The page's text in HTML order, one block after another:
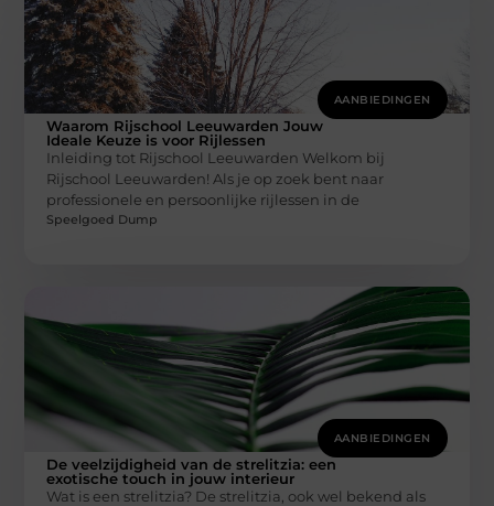
AANBIEDINGEN
Waarom Rijschool Leeuwarden Jouw
Ideale Keuze is voor Rijlessen
Inleiding tot Rijschool Leeuwarden Welkom bij
Rijschool Leeuwarden! Als je op zoek bent naar
professionele en persoonlijke rijlessen in de
Speelgoed Dump
AANBIEDINGEN
De veelzijdigheid van de strelitzia: een
exotische touch in jouw interieur
Wat is een strelitzia? De strelitzia, ook wel bekend als